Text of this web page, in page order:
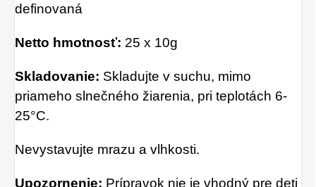
definovaná
Netto hmotnosť: 25 x 10g
Skladovanie: Skladujte v suchu, mimo
priameho slnečného žiarenia, pri teplotách 6-
25°C.
Nevystavujte mrazu a vlhkosti.
Upozornenie: Prípravok nie je vhodný pre deti